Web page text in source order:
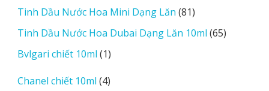
phẩm
Tinh Dầu Nước Hoa Mini Dạng Lăn 8181
sản
phẩm
Tinh Dầu Nước Hoa Dubai Dạng Lăn 10ml 6565
Bvlgari chiết 10ml 11
phẩm
Chanel chiết 10ml 44